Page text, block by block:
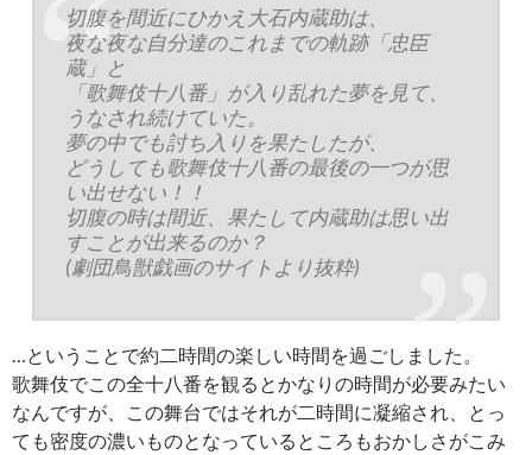
切腹を間近にひかえ大石内蔵助は、
夜な夜な自分達のこれまでの軌跡「忠臣
蔵」と
「歌舞伎十八番」が入り乱れた夢を見て、
うなされ続けていた。
夢の中でも討ち入りを果たしたが、
どうしても歌舞伎十八番の最後の一つが思
い出せない！！
切腹の時は間近、果たして内蔵助は思い出
すことが出来るのか？
(劇団鳥獣戯画のサイトより抜粋)
…ということで約二時間の楽しい時間を過ごしました。
歌舞伎でこの全十八番を観るとかなりの時間が必要みたい
なんですが、この舞台ではそれが二時間に凝縮され、とっ
ても密度の濃いものとなっているところもおかしさがこみ